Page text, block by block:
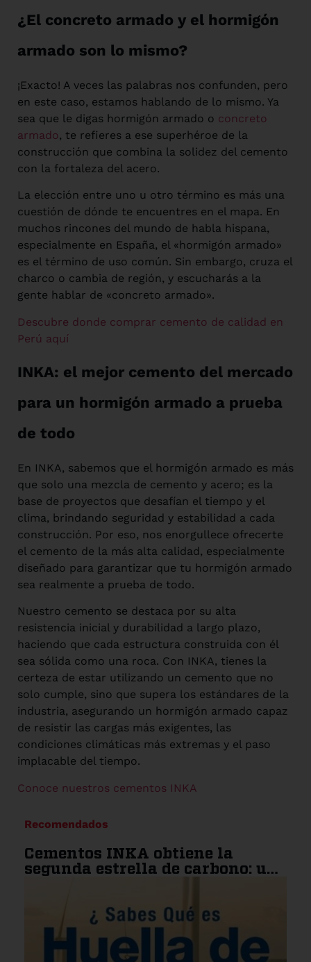
¿El concreto armado y el hormigón
armado son lo mismo?
¡Exacto! A veces las palabras nos confunden, pero
en este caso, estamos hablando de lo mismo. Ya
sea que le digas hormigón armado o concreto
armado, te refieres a ese superhéroe de la
construcción que combina la solidez del cemento
con la fortaleza del acero.
La elección entre uno u otro término es más una
cuestión de dónde te encuentres en el mapa. En
muchos rincones del mundo de habla hispana,
especialmente en España, el «hormigón armado»
es el término de uso común. Sin embargo, cruza el
charco o cambia de región, y escucharás a la
gente hablar de «concreto armado».
Descubre donde comprar cemento de calidad en
Perú aquí
INKA: el mejor cemento del mercado
para un hormigón armado a prueba
de todo
En INKA, sabemos que el hormigón armado es más
que solo una mezcla de cemento y acero; es la
base de proyectos que desafían el tiempo y el
clima, brindando seguridad y estabilidad a cada
construcción. Por eso, nos enorgullece ofrecerte
el cemento de la más alta calidad, especialmente
diseñado para garantizar que tu hormigón armado
sea realmente a prueba de todo.
Nuestro cemento se destaca por su alta
resistencia inicial y durabilidad a largo plazo,
haciendo que cada estructura construida con él
sea sólida como una roca. Con INKA, tienes la
certeza de estar utilizando un cemento que no
solo cumple, sino que supera los estándares de la
industria, asegurando un hormigón armado capaz
de resistir las cargas más exigentes, las
condiciones climáticas más extremas y el paso
implacable del tiempo.
Conoce nuestros cementos INKA
Recomendados
Cementos INKA obtiene la
segunda estrella de carbono: un